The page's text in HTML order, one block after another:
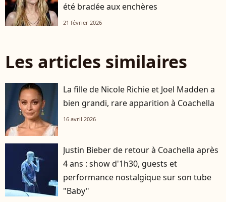
été bradée aux enchères
21 février 2026
Les articles similaires
La fille de Nicole Richie et Joel Madden a
bien grandi, rare apparition à Coachella
16 avril 2026
Justin Bieber de retour à Coachella après
4 ans : show d'1h30, guests et
performance nostalgique sur son tube
"Baby"